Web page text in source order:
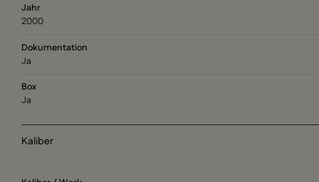
Jahr
2000
Dokumentation
Ja
Box
Ja
Kaliber